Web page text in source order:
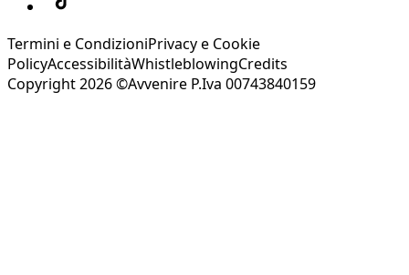
Termini e CondizioniPrivacy e Cookie
PolicyAccessibilitàWhistleblowingCredits
Copyright 2026 ©Avvenire P.Iva 00743840159